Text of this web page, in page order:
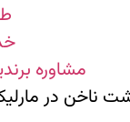
مشاوره
در